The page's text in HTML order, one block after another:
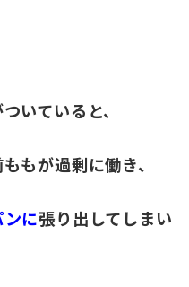
いていると、
もが過剰に働き、
ンに張り出してしまい